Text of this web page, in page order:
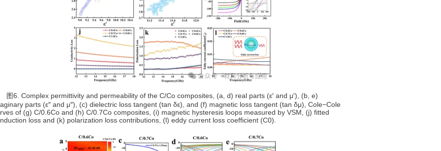
Complex permittivity and permeability of the C/Co composites, (a, d) real parts (ε′ and μ′), (b, e)
parts (ε″ and μ″), (c) dielectric loss tangent (tan δε), and (f) magnetic loss tangent (tan δμ), Cole−Cole
of (g) C/0.6Co and (h) C/0.7Co composites, (i) magnetic hysteresis loops measured by VSM, (j) fitted
loss and (k) polarization loss contributions, (l) eddy current loss coefficient (C0).